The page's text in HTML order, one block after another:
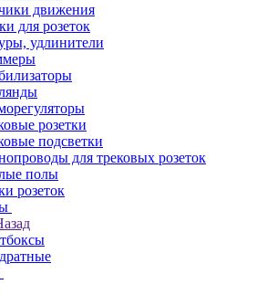
движения
для розеток
удлинители
розетки
подсветки
для трековых розеток
полы
розеток